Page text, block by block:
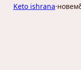
Keto ishrana·